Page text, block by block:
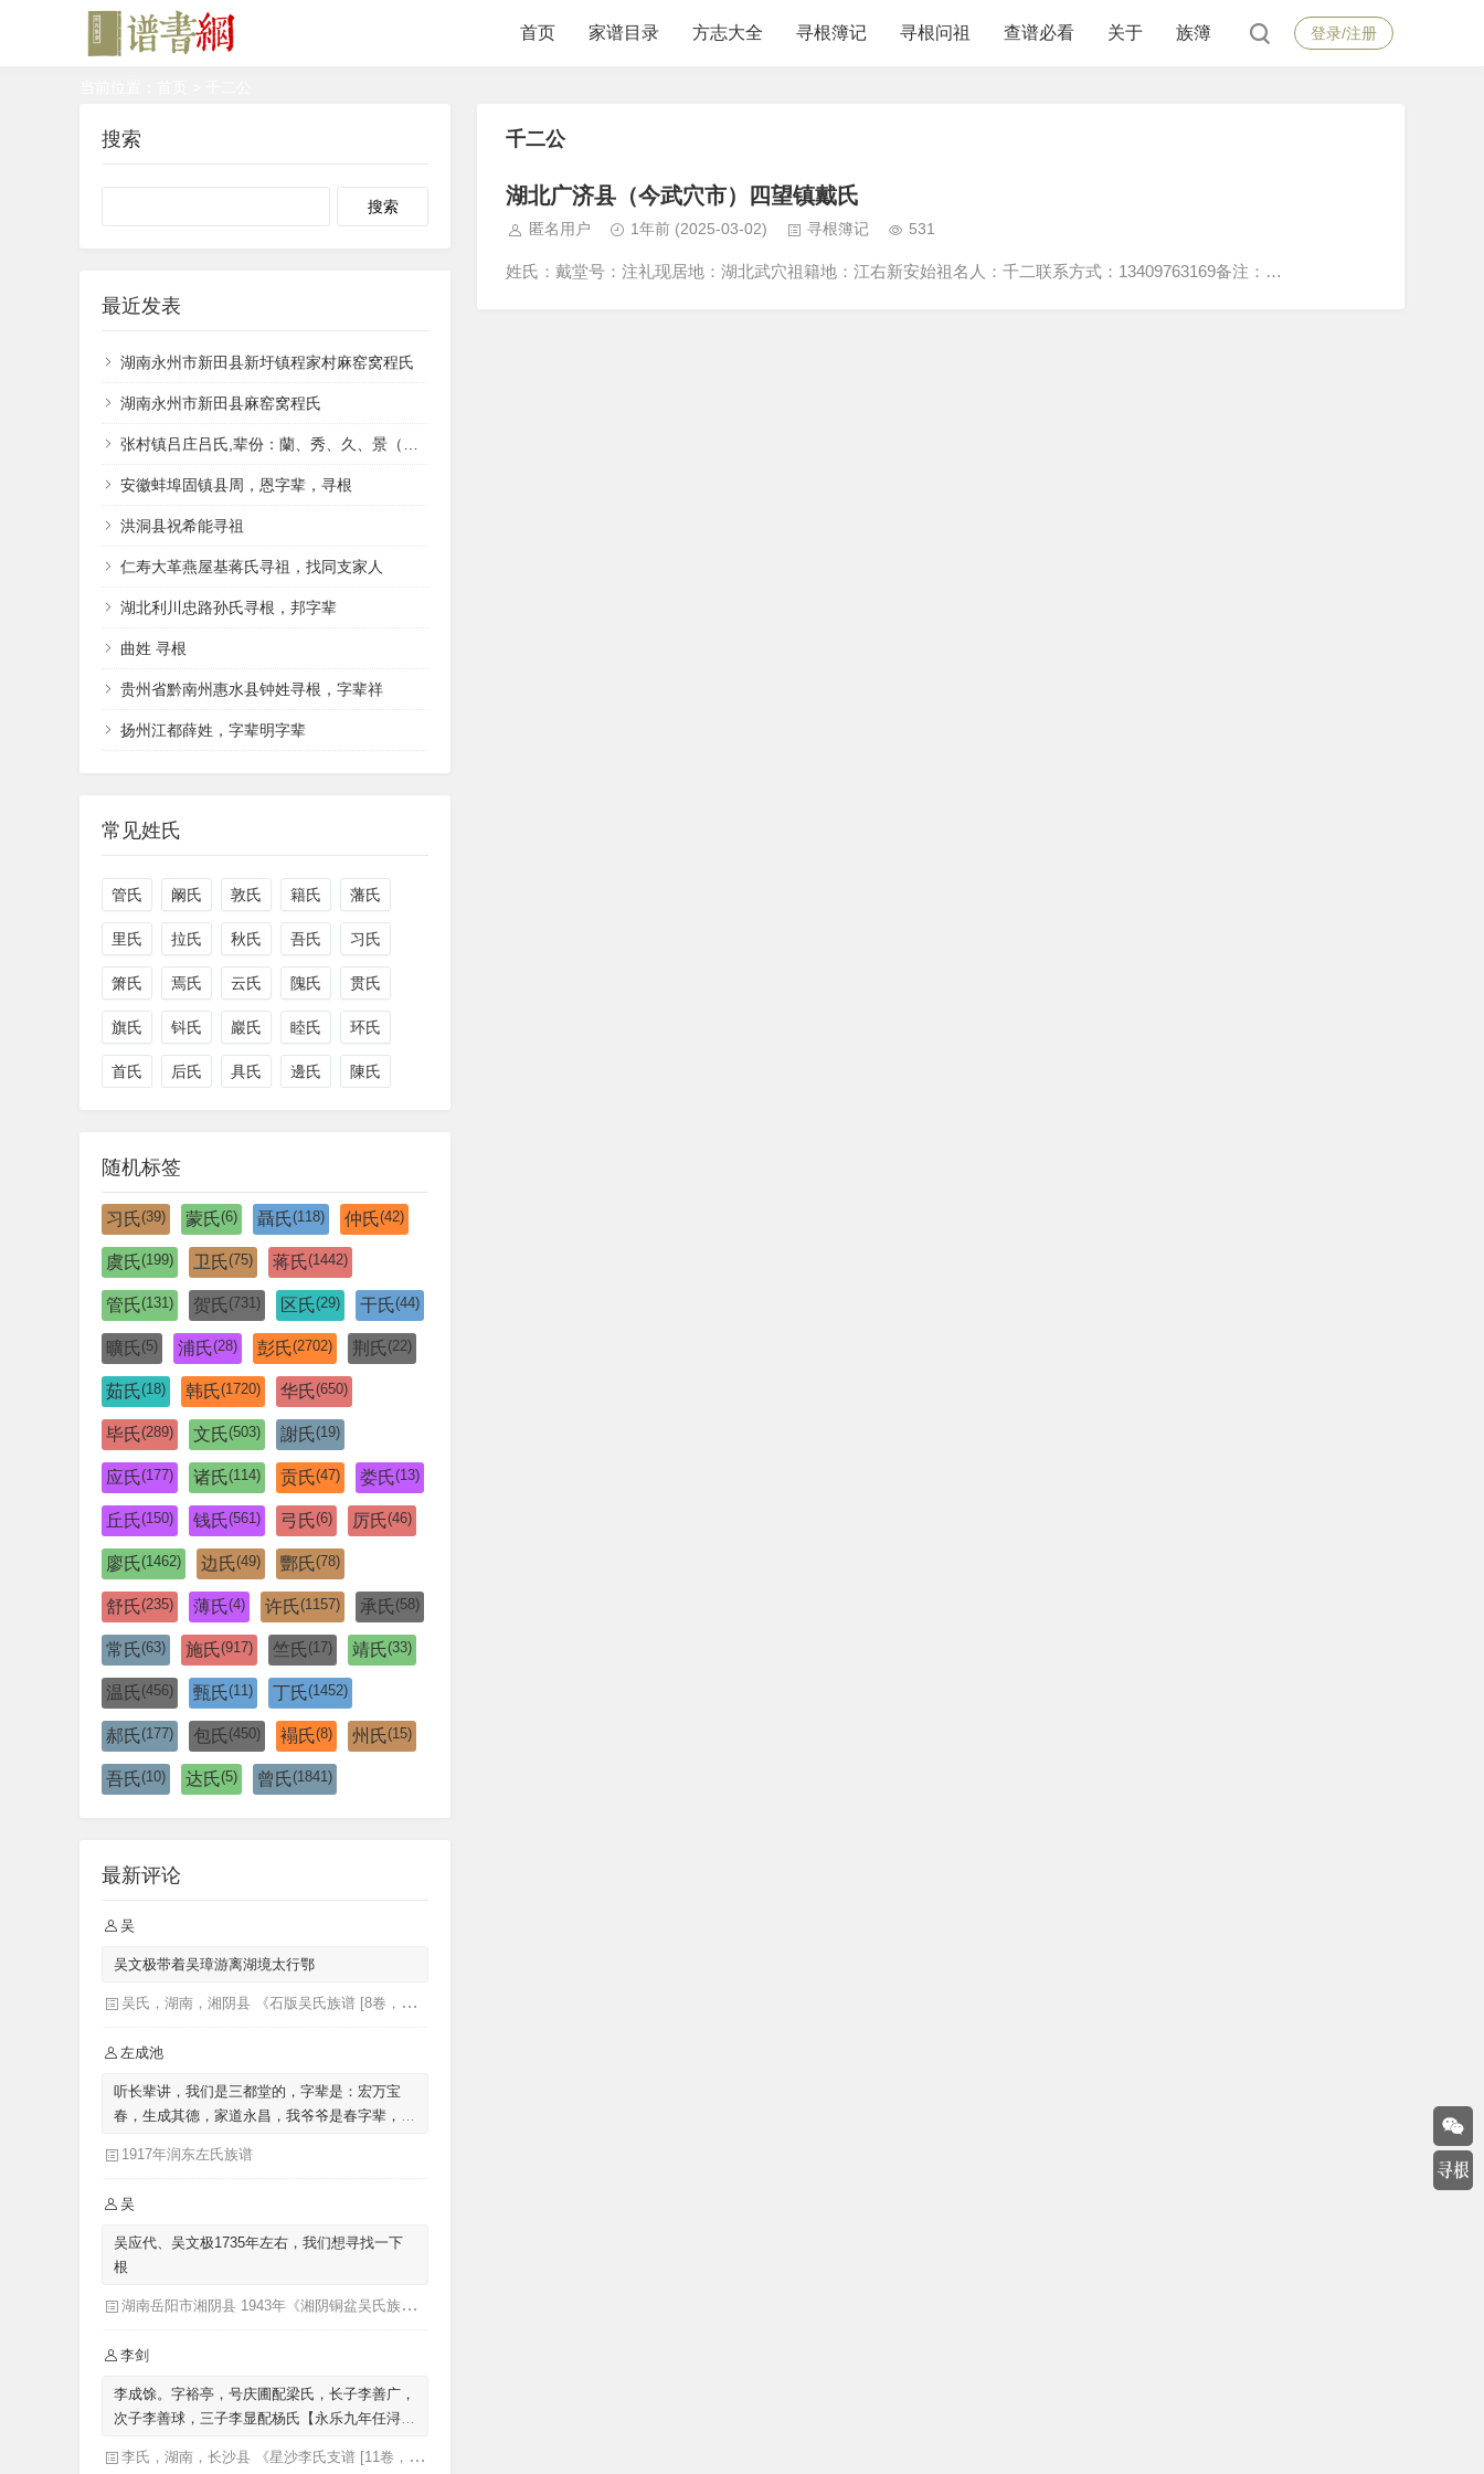
登录/注册
首页 家谱目录 方志大全 寻根簿记 寻根问祖 查谱必看 关于 族簿
千二公
湖北广济县（今武穴市）四望镇戴氏
匿名用户 1年前 (2025-03-02) 寻根簿记 531
姓氏：戴堂号：注礼现居地：湖北武穴祖籍地：江右新安始祖名人：千二联系方式：13409763169备注：…
搜索
Search
最近发表
湖南永州市新田县新圩镇程家村麻窑窝程氏
湖南永州市新田县麻窑窝程氏
张村镇吕庄吕氏,辈份：蘭、秀、久、景（井）、香、兴。
安徽蚌埠固镇县周，恩字辈，寻根
洪洞县祝希能寻祖
仁寿大革燕屋基蒋氏寻祖，找同支家人
湖北利川忠路孙氏寻根，邦字辈
曲姓 寻根
贵州省黔南州惠水县钟姓寻根，字辈祥
扬州江都薛姓，字辈明字辈
常见姓氏
管氏 阚氏 敦氏 籍氏 藩氏
里氏 拉氏 秋氏 吾氏 习氏
箫氏 焉氏 云氏 隗氏 贯氏
旗氏 钭氏 巖氏 睦氏 环氏
首氏 后氏 具氏 邊氏 陳氏
随机标签
习氏(39) 蒙氏(6) 聶氏(118) 仲氏(42)
虞氏(199) 卫氏(75) 蒋氏(1442)
管氏(131) 贺氏 (731) 区氏(29) 干氏(44)
曠氏 (5) 浦氏(28) 彭氏(2702) 荆氏 (22)
茹氏(18) 韩氏(1720) 华氏(650)
毕氏(289) 文氏(503) 謝氏(19)
应氏(177) 诸氏(114) 贡氏(47) 娄氏(13)
丘氏(150) 钱氏(561) 弓氏(6) 厉氏(46)
廖氏(1462) 边氏(49) 酆氏(78)
舒氏(235) 薄氏(4) 许氏(1157) 承氏 (58)
常氏(63) 施氏(917) 竺氏 (17) 靖氏(33)
温氏 (456) 甄氏(11) 丁氏(1452)
郝氏(177) 包氏 (450) 褟氏(8) 州氏(15)
吾氏(10) 达氏(5) 曾氏(1841)
最新评论
吴
吴文极带着吴璋游离湖境太行鄂
吴氏，湖南，湘阴县 《石版吴氏族谱 [8卷，首1卷](别名：吴氏族谱)》
左成池
听长辈讲，我们是三都堂的，字辈是：宏万宝
春，生成其德，家道永昌，我爷爷是春字辈，我
圩，迁至泗阳里仁
1917年润东左氏族谱
吴
吴应代、吴文极1735年左右，我们想寻找一下
根
湖南岳阳市湘阴县 1943年《湘阴铜盆吴氏族谱三十卷首二卷湖南省岳阳市湘阴县》发祥堂|吴楚椿（主修）
李剑
李成馀。字裕亭，号庆圃配梁氏，长子李善广，
次子李善球，三子李显配杨氏【永乐九年任浔州
葬广西】
李氏，湖南，长沙县 《星沙李氏支谱 [11卷，首1卷](别名：李氏家乘)》李芳城 ...[等]主修 ; 李沛华 ... [等]纂修